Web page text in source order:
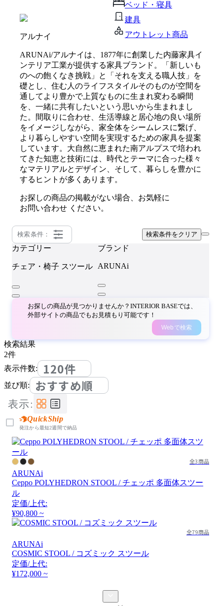
ベッド・寝具
建具
アウトレット商品
アルナイ
ARUNAi/アルナイは、1877年に創業した内藤家具イ
ンテリア工業が提供する家具ブランド。「新しいも
のへの飽くなき挑戦」と「それを支える職人技」を
礎とし、住む人のライフスタイルそのものが空間を
通してより豊かで上質なものに生まれ変わる瞬間
を、一緒に共有したいという思いから生まれまし
た。間取りに合わせ、生活導線と居心地の良い場所
をイメージしながら、家全体をシームレスに繋げ、
より暮らしやすい空間を実現するための家具を提案
しています。大自然に恵まれた南アルプスで培われ
てきた知恵と技術には、時代とテーマに合った様々
なマテリアルとデザイン、そして、暮らしを豊かに
するヒントが多くあります。
お探しの商品の掲載がない場合、お気軽に
お問い合わせ ください。
検索条件： 検索条件をクリア
カテゴリー
チェア・椅子 スツール
ブランド
ARUNAi
お探しの商品が見つかりませんか？INTERIOR BASEでは、
外部サイトの商品でもお見積もり可能です！
Webで検索
検索結果
2件
表示件数:
120件
並び順: おすすめ順
表示:
QuickShip
発注から最短2週間で納品
全3商品
ARUNAi
Ceppo POLYHEDRON STOOL / チェッポ 多面体スツー
ル
定価/上代:
¥90,800 ~
全79商品
ARUNAi
COSMIC STOOL / コズミック スツール
定価/上代:
¥172,000 ~